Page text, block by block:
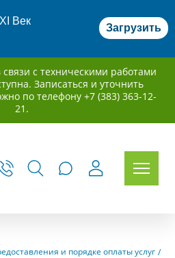
Век
Загрузить
с техническими работами
Записаться и уточнить
по телефону +7 (383) 363-12-
21.
и порядке оплаты услуг